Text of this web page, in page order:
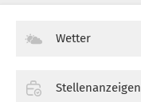
Wetter
Stellenanzeigen